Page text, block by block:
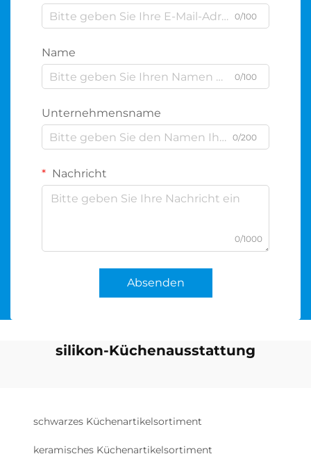
0/100
Name
0/100
Unternehmensname
0/200
Nachricht
0/1000
Absenden
silikon-Küchenausstattung
schwarzes Küchenartikelsortiment
keramisches Küchenartikelsortiment